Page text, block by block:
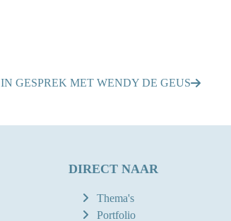
IN GESPREK MET WENDY DE GEUS
DIRECT NAAR
Thema's
Portfolio